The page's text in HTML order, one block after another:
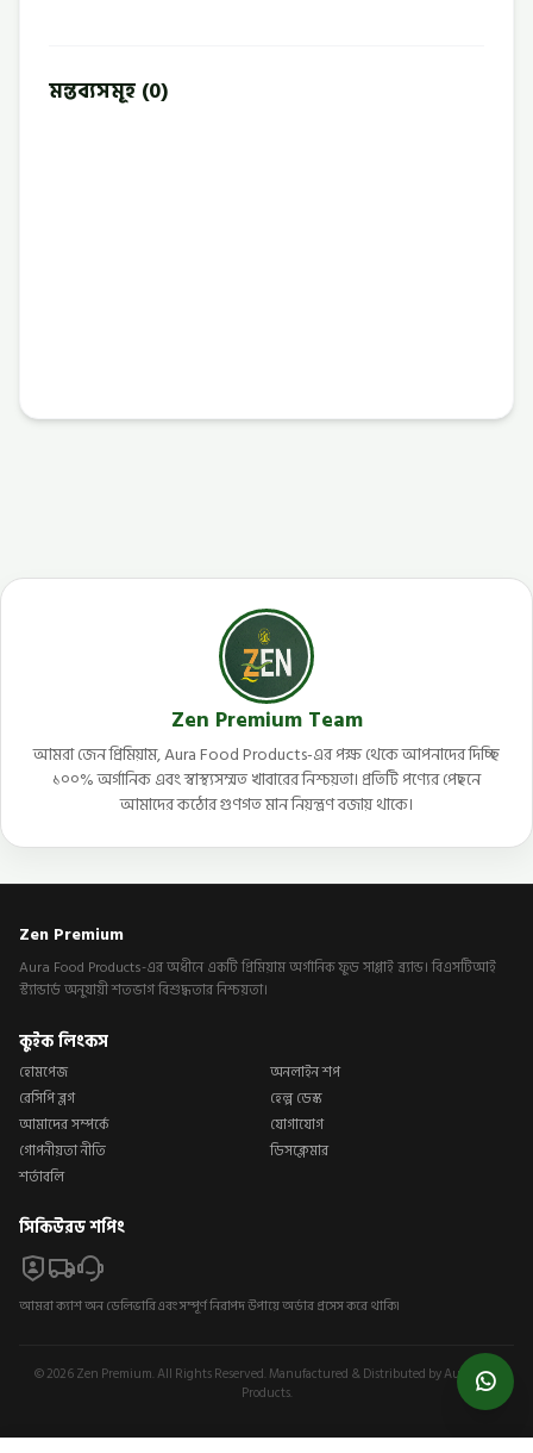
মন্তব্যসমূহ (0)
Zen Premium Team
আমরা জেন প্রিমিয়াম, Aura Food Products-এর পক্ষ থেকে আপনাদের দিচ্ছি
১০০% অর্গানিক এবং স্বাস্থ্যসম্মত খাবারের নিশ্চয়তা। প্রতিটি পণ্যের পেছনে
আমাদের কঠোর গুণগত মান নিয়ন্ত্রণ বজায় থাকে।
Zen Premium
Aura Food Products-এর অধীনে একটি প্রিমিয়াম অর্গানিক ফুড সাপ্লাই ব্র্যান্ড। বিএসটিআই
স্ট্যান্ডার্ড অনুযায়ী শতভাগ বিশুদ্ধতার নিশ্চয়তা।
কুইক লিংকস
হোমপেজ
অনলাইন শপ
রেসিপি ব্লগ
হেল্প ডেস্ক
আমাদের সম্পর্কে
যোগাযোগ
গোপনীয়তা নীতি
ডিসক্লেমার
শর্তাবলি
সিকিউরড শপিং
আমরা ক্যাশ অন ডেলিভারি এবং সম্পূর্ণ নিরাপদ উপায়ে অর্ডার প্রসেস করে থাকি।
© 2026 Zen Premium. All Rights Reserved. Manufactured & Distributed by Aura Food
Products.